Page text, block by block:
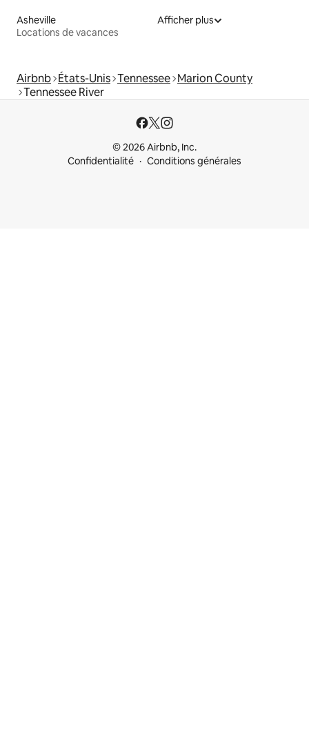
Asheville
Locations de vacances
Afficher plus
Airbnb États-Unis Tennessee Marion County
Tennessee River
© 2026 Airbnb, Inc.
Confidentialité
Conditions générales